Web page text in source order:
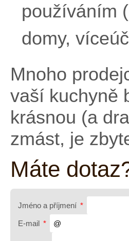
používáním
domy,
Mnoho
vaší kuchyně
krásnou (a
zmást, je
Máte
Jméno a příjmení *
E-mail *